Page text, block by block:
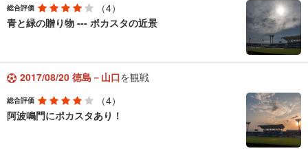
総合評価
（4）
青と緑の贈り物 --- ポカスタの近景
2017/08/20 徳島－山口を観戦
総合評価
（4）
阿波鳴門にポカスタあり！